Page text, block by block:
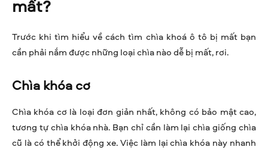
mất?
Trước khi tìm hiểu về cách tìm chìa khoá ô tô bị mất bạn
cần phải nắm được những loại chìa nào dễ bị mất, rơi.
Chìa khóa cơ
Chìa khóa cơ là loại đơn giản nhất, không có bảo mật cao,
tương tự chìa khóa nhà. Bạn chỉ cần làm lại chìa giống chìa
cũ là có thể khởi động xe. Việc làm lại chìa khóa này nhanh